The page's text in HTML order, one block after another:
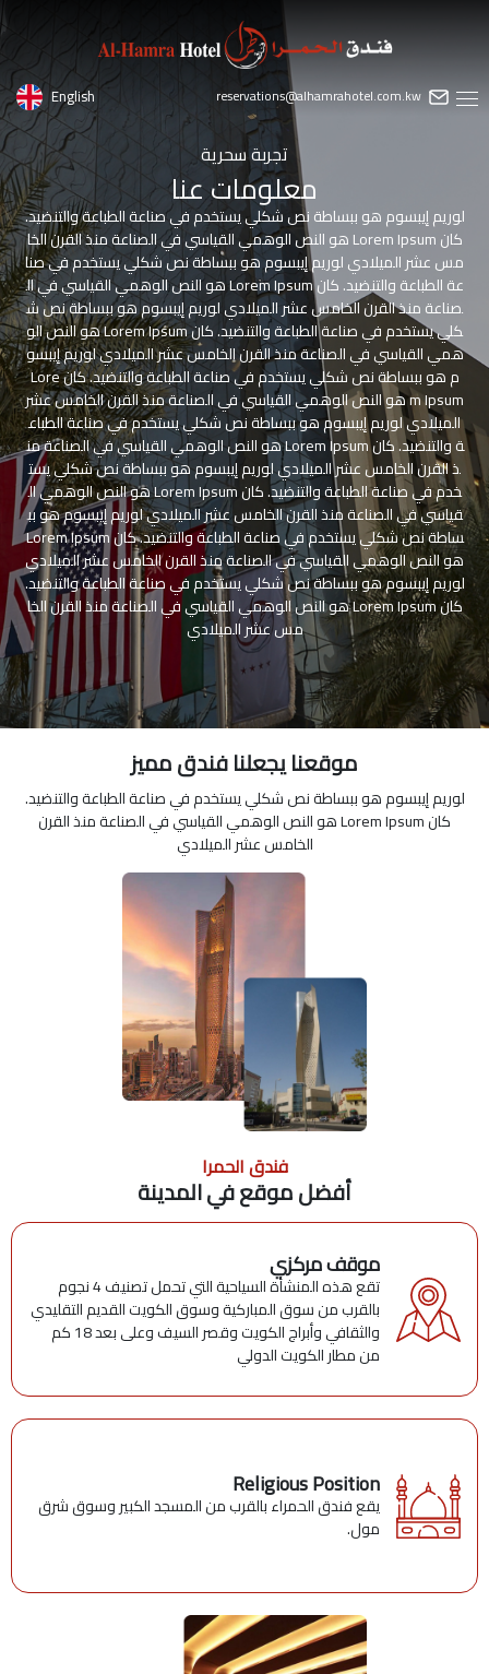
reservations@alhamrahotel.com.kw
English
تجربة سحرية
معلومات عنا
لوريم إيبسوم هو ببساطة نص شكلي يستخدم في صناعة الطباعة والتنضيد.
كان Lorem Ipsum هو النص الوهمي القياسي في الصناعة منذ القرن الخا
مس عشر الميلادي لوريم إيبسوم هو ببساطة نص شكلي يستخدم في صنا
عة الطباعة والتنضيد. كان Lorem Ipsum هو النص الوهمي القياسي في ال
صناعة منذ القرن الخامس عشر الميلادي لوريم إيبسوم هو ببساطة نص ش
كلي يستخدم في صناعة الطباعة والتنضيد. كان Lorem Ipsum هو النص الو
همي القياسي في الصناعة منذ القرن الخامس عشر الميلادي لوريم إيبسو
م هو ببساطة نص شكلي يستخدم في صناعة الطباعة والتنضيد. كان Lore
m Ipsum هو النص الوهمي القياسي في الصناعة منذ القرن الخامس عشر
الميلادي لوريم إيبسوم هو ببساطة نص شكلي يستخدم في صناعة الطباع
ة والتنضيد. كان Lorem Ipsum هو النص الوهمي القياسي في الصناعة من
ذ القرن الخامس عشر الميلادي لوريم إيبسوم هو ببساطة نص شكلي يست
خدم في صناعة الطباعة والتنضيد. كان Lorem Ipsum هو النص الوهمي ال
قياسي في الصناعة منذ القرن الخامس عشر الميلادي لوريم إيبسوم هو بب
ساطة نص شكلي يستخدم في صناعة الطباعة والتنضيد. كان Lorem Ipsum
هو النص الوهمي القياسي في الصناعة منذ القرن الخامس عشر الميلادي
لوريم إيبسوم هو ببساطة نص شكلي يستخدم في صناعة الطباعة والتنضيد.
كان Lorem Ipsum هو النص الوهمي القياسي في الصناعة منذ القرن الخا
مس عشر الميلادي
موقعنا يجعلنا فندق مميز
لوريم إيبسوم هو ببساطة نص شكلي يستخدم في صناعة الطباعة والتنضيد.
كان Lorem Ipsum هو النص الوهمي القياسي في الصناعة منذ القرن
الخامس عشر الميلادي
فندق الحمرا
أفضل موقع في المدينة
موقف مركزي
تقع هذه المنشأة السياحية التي تحمل تصنيف 4 نجوم
بالقرب من سوق المباركية وسوق الكويت القديم التقليدي
والثقافي وأبراج الكويت وقصر السيف وعلى بعد 18 كم
من مطار الكويت الدولي
Religious Position
يقع فندق الحمراء بالقرب من المسجد الكبير وسوق شرق
مول.